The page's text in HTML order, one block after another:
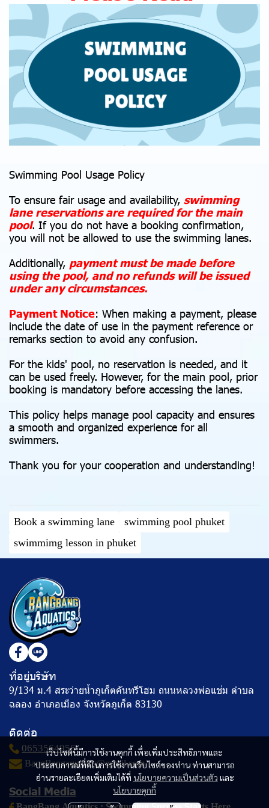
Swimming Pool Usage Policy
To ensure fair usage and availability, swimming
lane reservations are required for the main
pool. If you do not have a booking confirmation,
you will not be allowed to use the swimming lanes.
Additionally, payment must be made before
using the pool, and no refunds will be issued
under any circumstances.
Payment Notice: When making a payment, please
include the date of use in the payment reference or
remarks section to avoid any confusion.
For the kids' pool, no reservation is needed, and it
can be used freely. However, for the main pool, prior
booking is mandatory before accessing the lanes.
This policy helps manage pool capacity and ensures
a smooth and organized experience for all
swimmers.
Thank you for your cooperation and understanding! ‍️‍️
Book a swimming lane
swimming pool phuket
swimmimg lesson in phuket
เว็บไซต์นี้มีการใช้งานคุกกี้ เพื่อเพิ่มประสิทธิภาพและ
ประสบการณ์ที่ดีในการใช้งานเว็บไซต์ของท่าน ท่านสามารถ
อ่านรายละเอียดเพิ่มเติมได้ที่ นโยบายความเป็นส่วนตัว และ
นโยบายคุกกี้
ที่อยู่บริษัท
9/134 ม.4 สระว่ายน้ำภูเก็ตคันทรีโฮม ถนนหลวงพ่อแช่ม ตำบล
ฉลอง อำเภอเมือง จังหวัดภูเก็ต 83130
ติดต่อ
0653564956
BangBangaquatics@gmail.com
Social Media